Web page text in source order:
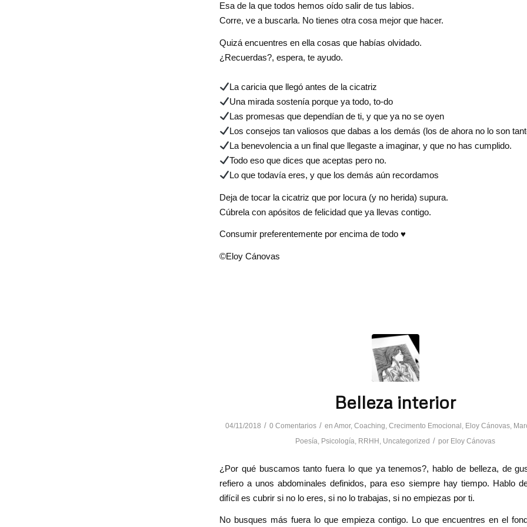
Esa de la que todos hemos oído salir de tus labios.
Corre, ve a buscarla. No tienes otra cosa mejor que hacer.
Quizá encuentres en ella cosas que habías olvidado.
¿Recuerdas?, espera, te ayudo.
La caricia que llegó antes de la cicatriz
Una mirada sostenía porque ya todo, to-do
Las promesas que dependían de ti, y que ya no se oyen
Los consejos tan valiosos que dabas a los demás (los de ahora no lo son
La benevolencia a un final que llegaste a imaginar, y que no has cumplido.
Todo eso que dices que aceptas pero no.
Lo que todavía eres, y que los demás aún recordamos
Deja de tocar la cicatriz que por locura (y no herida) supura.
Cúbrela con apósitos de felicidad que ya llevas contigo.
Consumir preferentemente por encima de todo ♥️
©Eloy Cánovas
Belleza interior
04/11/2018 / 0 Comentarios / en Amor, Coaching Crecimento Emocional Eloy Cánovas,
Poesía Psicología RRHH Uncategorized / por Eloy Cánovas
¿Por qué buscamos tanto fuera lo que ya tenemos?, hablo de belleza, de
refiero a unos abdominales definidos, para eso siempre hay tiempo. Hablo
difícil es cubrir si no lo eres, si no lo trabajas, si no empiezas por ti.
No busques más fuera lo que empieza contigo. Lo que encuentres en el